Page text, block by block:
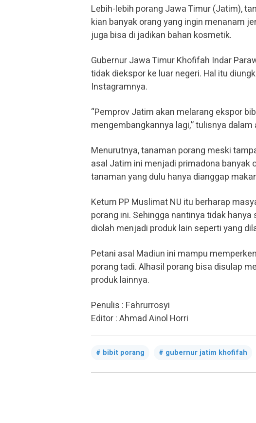
Lebih-lebih porang Jawa Timur (Jatim),
kian banyak orang yang ingin menanam
juga bisa di jadikan bahan kosmetik.
Gubernur Jawa Timur Khofifah Indar
tidak diekspor ke luar negeri. Hal itu
Instagramnya.
“Pemprov Jatim akan melarang ekspor
mengembangkannya lagi,” tulisnya
Menurutnya, tanaman porang meski
asal Jatim ini menjadi primadona banyak
tanaman yang dulu hanya dianggap
Ketum PP Muslimat NU itu berharap
porang ini. Sehingga nantinya tidak
diolah menjadi produk lain seperti yang
Petani asal Madiun ini mampu
porang tadi. Alhasil porang bisa disulap
produk lainnya.
Penulis : Fahrurrosyi
Editor : Ahmad Ainol Horri
bibit porang gubernur jatim khofifah